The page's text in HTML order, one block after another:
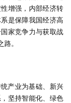
增强，内部经济转
是保障我国经济高
家竞争力与获取战
。
产业为基础、新兴
坚持智能化、绿色